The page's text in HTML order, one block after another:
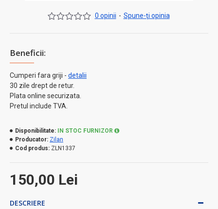
Beneficii:
Cumperi fara griji - detalii
30 zile drept de retur.
Plata online securizata.
Pretul include TVA.
0 opinii - Spune-ţi opinia
150,00 Lei
Disponibilitate:
IN STOC FURNIZOR
Producator: Zilan
Cod produs: ZLN1337
DESCRIERE